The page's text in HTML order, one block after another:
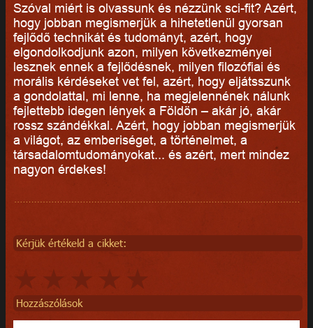
Szóval miért is olvassunk és nézzünk sci-fit? Azért,
hogy jobban megismerjük a hihetetlenül gyorsan
fejlődő technikát és tudományt, azért, hogy
elgondolkodjunk azon, milyen következményei
lesznek ennek a fejlődésnek, milyen filozófiai és
morális kérdéseket vet fel, azért, hogy eljátsszunk
a gondolattal, mi lenne, ha megjelennének nálunk
fejlettebb idegen lények a Földön – akár jó, akár
rossz szándékkal. Azért, hogy jobban megismerjük
a világot, az emberiséget, a történelmet, a
társadalomtudományokat... és azért, mert mindez
nagyon érdekes!
Kérjük értékeld a cikket:
Hozzászólások